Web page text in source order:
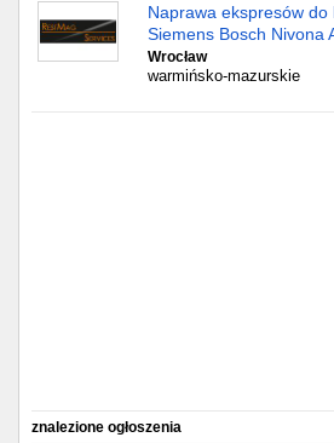
Naprawa ekspresów do
Siemens Bosch Nivona
Wrocław
warmińsko-mazurskie
znalezione ogłoszenia
Lublin